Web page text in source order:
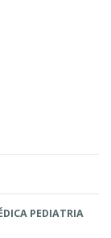
PEDIATRIA